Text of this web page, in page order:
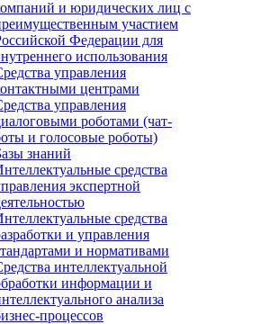
и юридических лиц с
участием
Федерации для
использования
управления
центрами
управления
роботами (чат-
и голосовые роботы)
знаний
средства
экспертной
средства
и управления
и нормативами
интеллектуальной
информации и
анализа
процессов